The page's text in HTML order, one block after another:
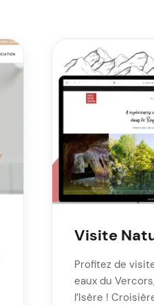
Visite
Profitez de
eaux du
l’Isère !